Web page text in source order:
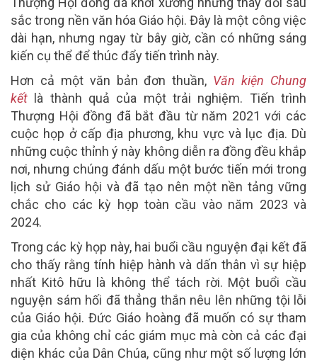
sắc trong nền văn hóa Giáo hội. Đây là một công việc
dài hạn, nhưng ngay từ bây giờ, cần có những sáng
kiến cụ thể để thúc đẩy tiến trình này.
Hơn cả một văn bản đơn thuần, Văn kiện Chung
kết là thành quả của một trải nghiệm. Tiến trình
Thượng Hội đồng đã bắt đầu từ năm 2021 với các
cuộc họp ở cấp địa phương, khu vực và lục địa. Dù
những cuộc thỉnh ý này không diễn ra đồng đều khắp
nơi, nhưng chúng đánh dấu một bước tiến mới trong
lịch sử Giáo hội và đã tạo nên một nền tảng vững
chắc cho các kỳ họp toàn cầu vào năm 2023 và
2024.
Trong các kỳ họp này, hai buổi cầu nguyện đại kết đã
cho thấy rằng tính hiệp hành và dấn thân vì sự hiệp
nhất Kitô hữu là không thể tách rời. Một buổi cầu
nguyện sám hối đã thẳng thắn nêu lên những tội lỗi
của Giáo hội. Đức Giáo hoàng đã muốn có sự tham
gia của không chỉ các giám mục mà còn cả các đại
diện khác của Dân Chúa, cũng như một số lượng lớn